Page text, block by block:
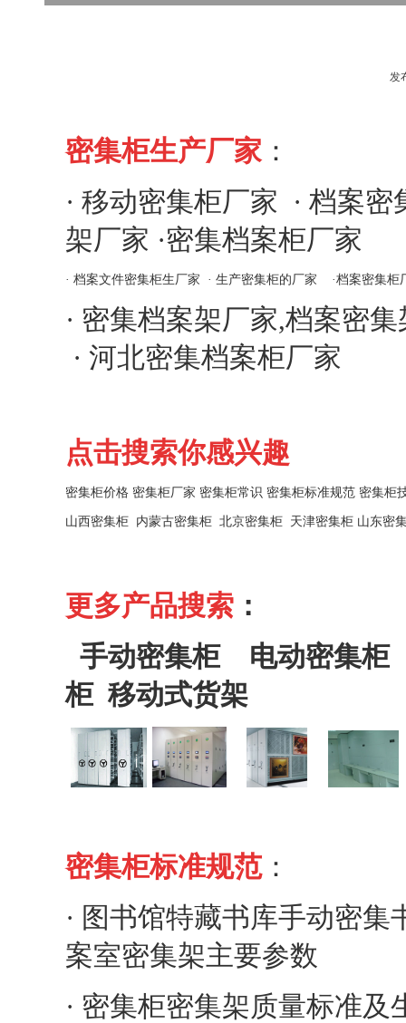
发
密集柜生产厂家：
· 移动密集柜厂家 · 档案密
架厂家 ·密集档案柜厂家
· 档案文件密集柜生厂家 · 生产密集柜的厂家 ·档案密集柜
· 密集档案架厂家,档案密集
· 河北密集档案柜厂家
点击搜索你感兴趣
密集柜价格 密集柜厂家 密集柜常识 密集柜标准规范 密集柜
山西密集柜 内蒙古密集柜 北京密集柜 天津密集柜 山东密
更多产品搜索：
手动密集柜
电动密集柜
柜 移动式货架
密集柜标准规范：
· 图书馆特藏书库手动密集
案室密集架主要参数
· 密集柜密集架质量标准及